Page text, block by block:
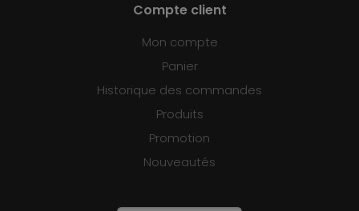
Compte client
Mon compte
Panier
Historique des commandes
Produits
Promotion
Nouveautés